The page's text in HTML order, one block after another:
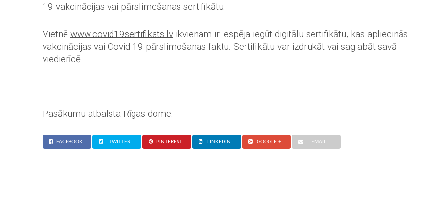
19 vakcinācijas vai pārslimošanas sertifikātu.
Vietnē www.covid19sertifikats.lv ikvienam ir iespēja iegūt digitālu sertifikātu, kas apliecinās
vakcinācijas vai Covid-19 pārslimošanas faktu. Sertifikātu var izdrukāt vai saglabāt savā
viedierīcē.
Pasākumu atbalsta Rīgas dome.
FACEBOOK TWITTER PINTEREST LINKEDIN GOOGLE + EMAIL